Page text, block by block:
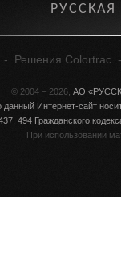
- Решения Colortrac
© 2004 – 2026, АО
Интернет-сайт
494 Гражданского
При использовании